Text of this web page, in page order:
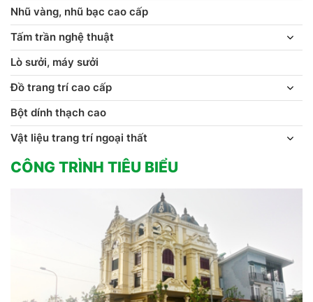
Nhũ vàng, nhũ bạc cao cấp
Tấm trần nghệ thuật
Lò sưởi, máy sưởi
Đồ trang trí cao cấp
Bột dính thạch cao
Vật liệu trang trí ngoại thất
CÔNG TRÌNH TIÊU BIỂU